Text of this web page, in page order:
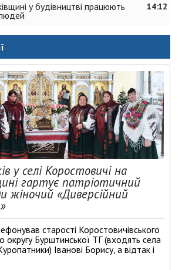
14:12
у будівництві працюють
у селі Коростовичі на
гартує патріотичний
жіночий «Диверсійний
старості Коростовичівського
округу Бурштинської ТГ (входять села
Іванові Борису, а відтак і